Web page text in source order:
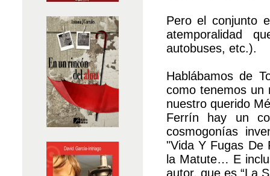
Pero el conjunto
atemporalidad
autobuses, etc.).
Hablábamos de
como tenemos un
nuestro querido
Ferrín hay un
cosmogonías
"Vida Y Fugas De
la Matute… E
autor, que es “La